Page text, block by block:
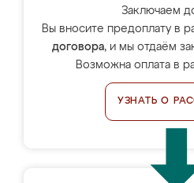
Заключаем
Вы вносите предоплату в
договора, и мы отдаём
Возможна оплата в
УЗНАТЬ О